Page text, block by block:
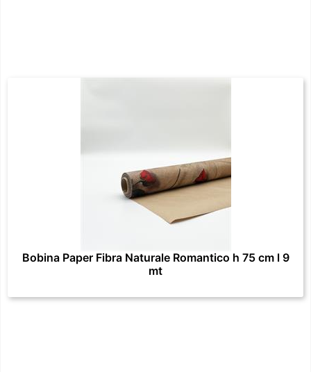
Bobina Paper Fibra Naturale Romantico h 75 cm l 9
mt